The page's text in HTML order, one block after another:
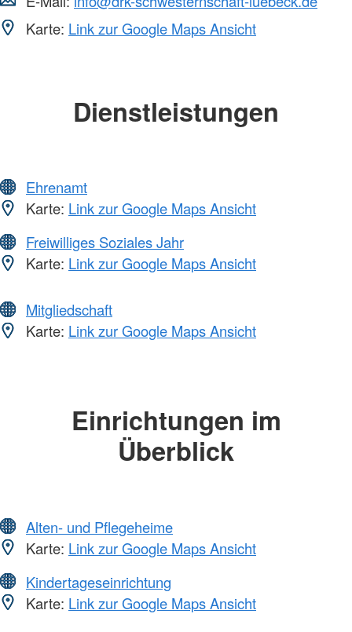
Karte: Link zur Google Maps Ansicht
Dienstleistungen
Ehrenamt
Karte: Link zur Google Maps Ansicht
Freiwilliges Soziales Jahr
Karte: Link zur Google Maps Ansicht
Mitgliedschaft
Karte: Link zur Google Maps Ansicht
Einrichtungen im
Überblick
Alten- und Pflegeheime
Karte: Link zur Google Maps Ansicht
Kindertageseinrichtung
Karte: Link zur Google Maps Ansicht